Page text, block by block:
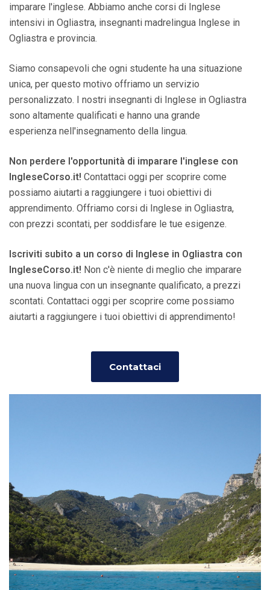
imparare l'inglese. Abbiamo anche corsi di Inglese
intensivi in Ogliastra, insegnanti madrelingua Inglese in
Ogliastra e provincia.
Siamo consapevoli che ogni studente ha una situazione
unica, per questo motivo offriamo un servizio
personalizzato. I nostri insegnanti di Inglese in Ogliastra
sono altamente qualificati e hanno una grande
esperienza nell'insegnamento della lingua.
Non perdere l'opportunità di imparare l'inglese con
IngleseCorso.it! Contattaci oggi per scoprire come
possiamo aiutarti a raggiungere i tuoi obiettivi di
apprendimento. Offriamo corsi di Inglese in Ogliastra,
con prezzi scontati, per soddisfare le tue esigenze.
Iscriviti subito a un corso di Inglese in Ogliastra con
IngleseCorso.it! Non c'è niente di meglio che imparare
una nuova lingua con un insegnante qualificato, a prezzi
scontati. Contattaci oggi per scoprire come possiamo
aiutarti a raggiungere i tuoi obiettivi di apprendimento!
Contattaci